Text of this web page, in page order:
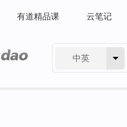
有道精品课 云笔记
中英